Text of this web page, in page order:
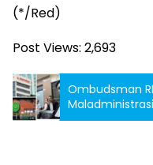
(*/Red)
Post Views: 2,693
Ombudsman
Pengadilan